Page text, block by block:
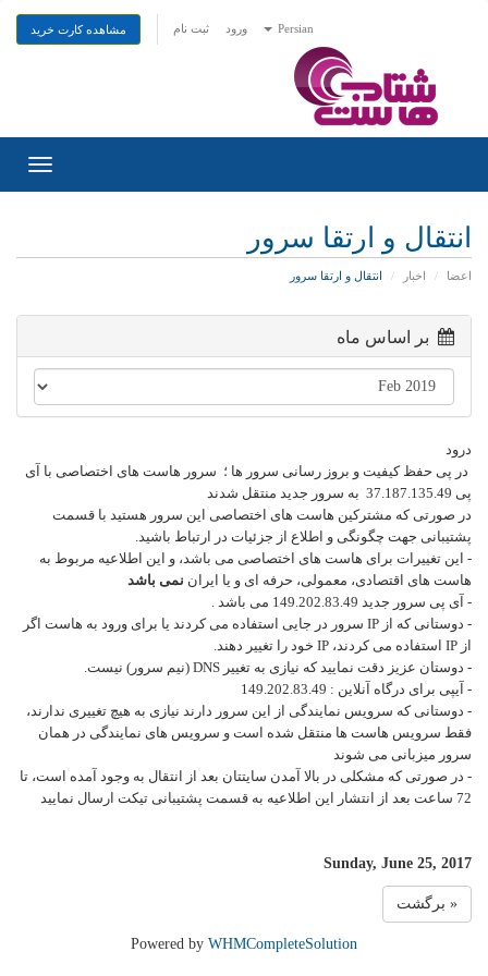
Persian ورود ثبت نام مشاهده کارت خرید
انتقال و ارتقا سرور
اعضا اخبار انتقال و ارتقا سرور
بر اساس ماه
درود
در پی حفظ کیفیت و بروز رسانی سرور ها ؛ سرور هاست های اختصاصی با آی
پی 37.187.135.49 به سرور جدید منتقل شدند
در صورتی که مشترکین هاست های اختصاصی این سرور هستید با قسمت
پشتیبانی جهت چگونگی و اطلاع از جزئیات در ارتباط باشید.
- این تغییرات برای هاست های اختصاصی می باشد، و این اطلاعیه مربوط به
هاست های اقتصادی، معمولی، حرفه ای و یا ایران نمی باشد
- آی پی سرور جدید 149.202.83.49 می باشد .
- دوستانی که از IP سرور در جایی استفاده می کردند یا برای ورود به هاست اگر
از IP استفاده می کردند، IP خود را تغییر دهند.
- دوستان عزیز دقت نمایید که نیازی به تغییر DNS (نیم سرور) نیست.
- آیپی برای درگاه آنلاین : 149.202.83.49
- دوستانی که سرویس نمایندگی از این سرور دارند نیازی به هیچ تغییری ندارند،
فقط سرویس هاست ها منتقل شده است و سرویس های نمایندگی در همان
سرور میزبانی می شوند
- در صورتی که مشکلی در بالا آمدن سایتتان بعد از انتقال به وجود آمده است، تا
72 ساعت بعد از انتشار این اطلاعیه به قسمت پشتیبانی تیکت ارسال نمایید
Sunday, June 25, 2017
« برگشت
Powered by WHMCompleteSolution